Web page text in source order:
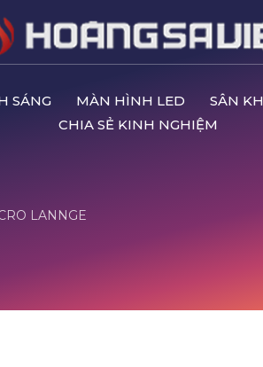
SÁNG MÀN HÌNH LED SÂN
CHIA SẺ KINH NGHIỆM
LANNGE